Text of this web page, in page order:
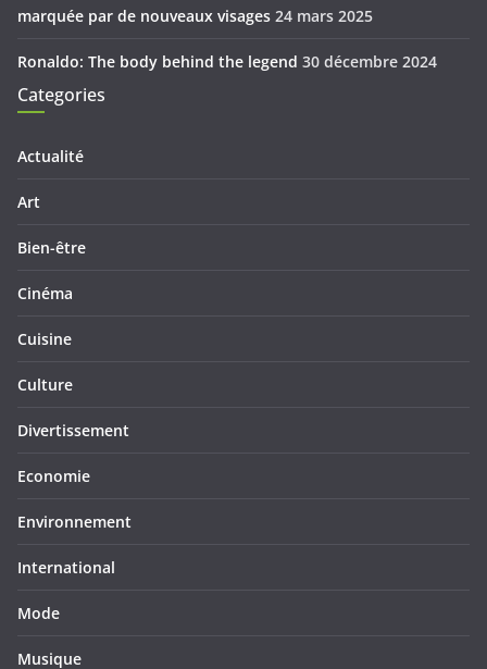
marquée par de nouveaux visages 24 mars 2025
Ronaldo: The body behind the legend 30 décembre 2024
Categories
Actualité
Art
Bien-être
Cinéma
Cuisine
Culture
Divertissement
Economie
Environnement
International
Mode
Musique